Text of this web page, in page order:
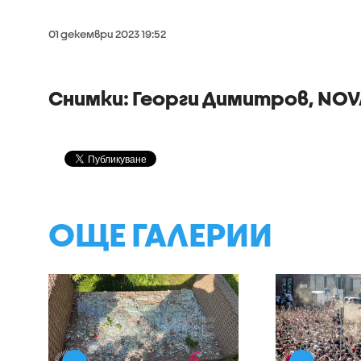
01 декември 2023 19:52
Снимки: Георги Димитров,
ОЩЕ ГАЛЕРИИ